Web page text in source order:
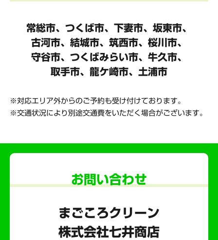
常総市、つくば市、下妻市、坂東市、
古河市、結城市、筑西市、桜川市、
守谷市、 つくばみらい市、牛久市、
取手市、龍ケ崎市、土浦市
対応エリア外からのご予約も受け付けております。
交通状況により別途交通費をいただく場合がございます。
お問い合わせ
まごころクリーン
株式会社七井商店